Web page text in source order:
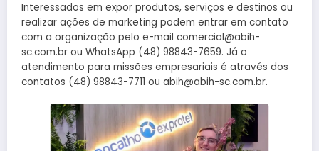
Interessados em expor produtos, serviços e destinos ou
realizar ações de marketing podem entrar em contato
com a organização pelo e-mail comercial@abih-
sc.com.br ou WhatsApp (48) 98843-7659. Já o
atendimento para missões empresariais é através dos
contatos (48) 98843-7711 ou abih@abih-sc.com.br.